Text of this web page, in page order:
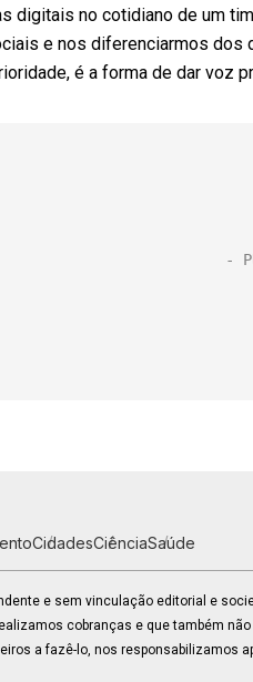
digitais no cotidiano de um
e nos diferenciarmos dos
é a forma de dar voz
CidadesCiênciaSaúde
e sem vinculação editorial e
cobranças e que também
a fazê-lo, nos responsabilizamos